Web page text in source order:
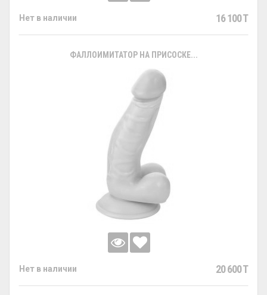
Нет в наличии 16 100 T
ФАЛЛОИМИТАТОР НА ПРИСОСКЕ...
Нет в наличии 20 600 T